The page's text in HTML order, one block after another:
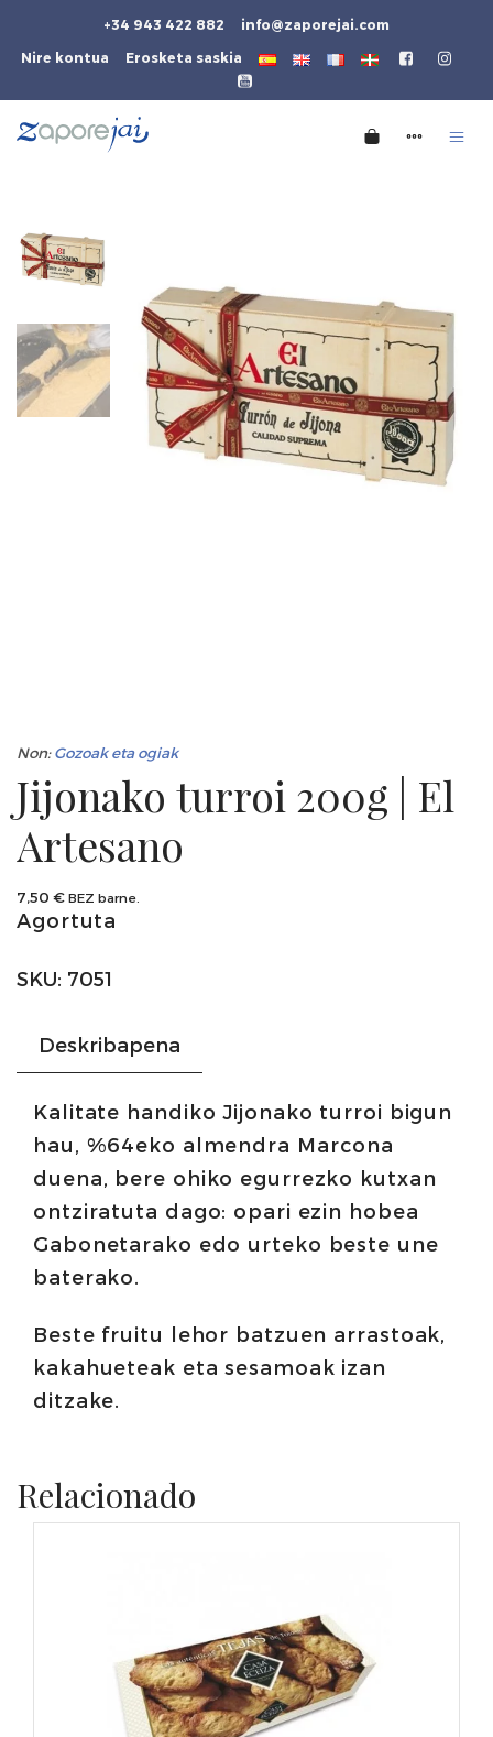
+34 943 422 882 info@zaporejai.com
Nire kontua Erosketa saskia
Non:Gozoak eta ogiak
Jijonako turroi 200g | El
Artesano
7,50 € BEZ barne.
Agortuta
SKU: 7051
Deskribapena
Kalitate handiko Jijonako turroi bigun
hau, %64eko almendra Marcona
duena, bere ohiko egurrezko kutxan
ontziratuta dago: opari ezin hobea
Gabonetarako edo urteko beste une
baterako.
Beste fruitu lehor batzuen arrastoak,
kakahueteak eta sesamoak izan
ditzake.
Relacionado